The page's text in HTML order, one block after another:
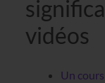
vidéos
Un